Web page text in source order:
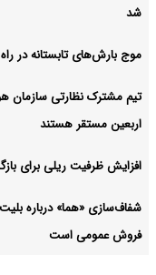
شد
موج بارش‌های تابستانه در راه ۱۱ استان
تیم مشترک نظارتی سازمان
اربعین مستقر هستند
افزایش ظرفیت ریلی برای
شفاف‌سازی «هما» درباره
فروش عمومی است